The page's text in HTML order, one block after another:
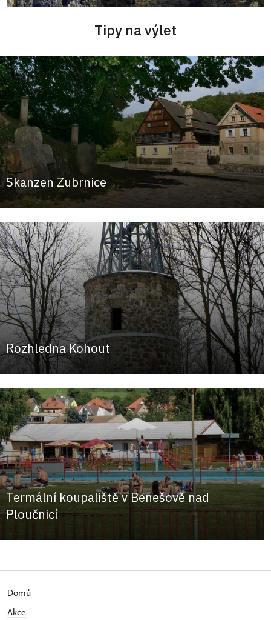
Tipy na výlet
Skanzen Zubrnice
Rozhledna Kohout
Termální koupaliště v Benešově nad
Ploučnicí
Domů
Akce